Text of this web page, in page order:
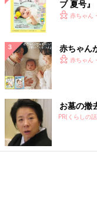
ブ 夏号
く！ おっ
赤ちゃん
赤ちゃん
赤ちゃん
お墓の撤
PR(くらしの